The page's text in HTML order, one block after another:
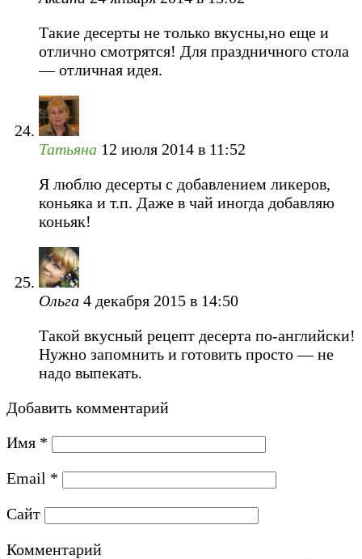
Такие десерты не только вкусны,но еще и
отлично смотрятся! Для праздничного стола
— отличная идея.
Татьяна 12 июля 2014 в 11:52
Я люблю десерты с добавлением ликеров,
коньяка и т.п. Даже в чай иногда добавляю
коньяк!
Ольга 4 декабря 2015 в 14:50
Такой вкусный рецепт десерта по-английски!
Нужно запомнить и готовить просто — не
надо выпекать.
Добавить комментарий
Имя *
Email *
Сайт
Комментарий